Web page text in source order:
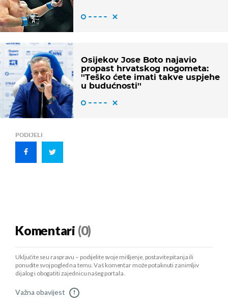
Osijekov Jose Boto najavio
propast hrvatskog nogometa:
''Teško ćete imati takve uspjehe
u budućnosti''
PODIJELI
Komentari (0)
Uključite se u raspravu – podijelite svoje mišljenje, postavite pitanja ili
ponudite svoj pogled na temu. Vaš komentar može potaknuti zanimljiv
dijalog i obogatiti zajednicu našeg portala.
Važna obavijest !